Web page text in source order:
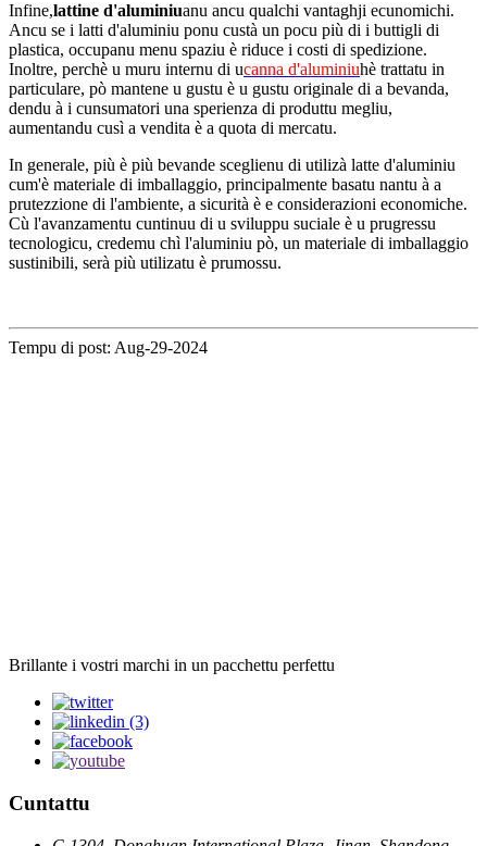
Infine,lattine d'aluminiuanu ancu qualchi vantaghji ecunomichi.
Ancu se i latti d'aluminiu ponu custà un pocu più di i buttigli di
plastica, occupanu menu spaziu è riduce i costi di spedizione.
Inoltre, perchè u muru internu di ucanna d'aluminiuhè trattatu in
particulare, pò mantene u gustu è u gustu originale di a bevanda,
dendu à i cunsumatori una sperienza di produttu megliu,
aumentandu cusì a vendita è a quota di mercatu.
In generale, più è più bevande sceglienu di utilizà latte d'aluminiu
cum'è materiale di imballaggio, principalmente basatu nantu à a
prutezzione di l'ambiente, a sicurità è e considerazioni economiche.
Cù l'avanzamentu cuntinuu di u sviluppu suciale è u prugressu
tecnologicu, credemu chì l'aluminiu pò, un materiale di imballaggio
sustinibili, serà più utilizatu è prumossu.
Tempu di post: Aug-29-2024
Brillante i vostri marchi in un pacchettu perfettu
Cuntattu